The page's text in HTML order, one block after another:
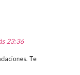
23:36
Te